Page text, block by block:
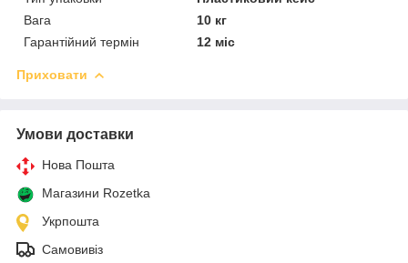
Вага
10 кг
Гарантійний термін
12 міс
Приховати
Умови доставки
Нова Пошта
Магазини Rozetka
Укрпошта
Самовивіз